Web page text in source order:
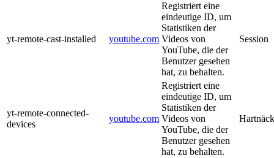
yt-remote-cast-installed youtube.com
Registriert eine
eindeutige ID, um
Statistiken der
Videos von
YouTube, die der
Benutzer gesehen
hat, zu behalten.
Session
yt-remote-connected-
devices
youtube.com
Registriert eine
eindeutige ID, um
Statistiken der
Videos von
YouTube, die der
Benutzer gesehen
hat, zu behalten.